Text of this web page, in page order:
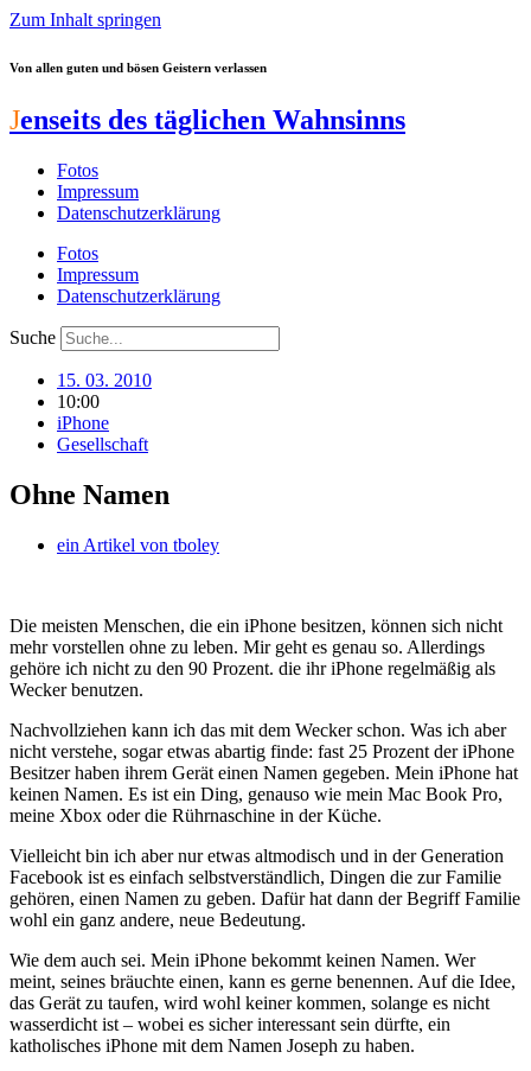
Zum Inhalt springen
Von allen guten und bösen Geistern verlassen
Jenseits des täglichen Wahnsinns
Fotos
Impressum
Datenschutzerklärung
Fotos
Impressum
Datenschutzerklärung
Suche
15. 03. 2010
10:00
iPhone
Gesellschaft
Ohne Namen
ein Artikel von tboley
Die meisten Menschen, die ein iPhone besitzen, können sich nicht
mehr vorstellen ohne zu leben. Mir geht es genau so. Allerdings
gehöre ich nicht zu den 90 Prozent. die ihr iPhone regelmäßig als
Wecker benutzen.
Nachvollziehen kann ich das mit dem Wecker schon. Was ich aber
nicht verstehe, sogar etwas abartig finde: fast 25 Prozent der iPhone
Besitzer haben ihrem Gerät einen Namen gegeben. Mein iPhone hat
keinen Namen. Es ist ein Ding, genauso wie mein Mac Book Pro,
meine Xbox oder die Rührnaschine in der Küche.
Vielleicht bin ich aber nur etwas altmodisch und in der Generation
Facebook ist es einfach selbstverständlich, Dingen die zur Familie
gehören, einen Namen zu geben. Dafür hat dann der Begriff Familie
wohl ein ganz andere, neue Bedeutung.
Wie dem auch sei. Mein iPhone bekommt keinen Namen. Wer
meint, seines bräuchte einen, kann es gerne benennen. Auf die Idee,
das Gerät zu taufen, wird wohl keiner kommen, solange es nicht
wasserdicht ist – wobei es sicher interessant sein dürfte, ein
katholisches iPhone mit dem Namen Joseph zu haben.